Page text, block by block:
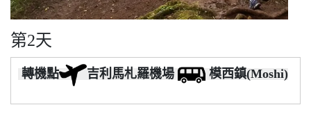
第2天
轉機點 吉利馬札羅機場 模西鎮(Moshi)